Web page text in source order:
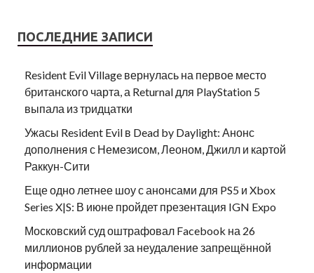
ПОСЛЕДНИЕ ЗАПИСИ
Resident Evil Village вернулась на первое место
британского чарта, а Returnal для PlayStation 5
выпала из тридцатки
Ужасы Resident Evil в Dead by Daylight: Анонс
дополнения с Немезисом, Леоном, Джилл и картой
Раккун-Сити
Еще одно летнее шоу с анонсами для PS5 и Xbox
Series X|S: В июне пройдет презентация IGN Expo
Московский суд оштрафовал Facebook на 26
миллионов рублей за неудаление запрещённой
информации